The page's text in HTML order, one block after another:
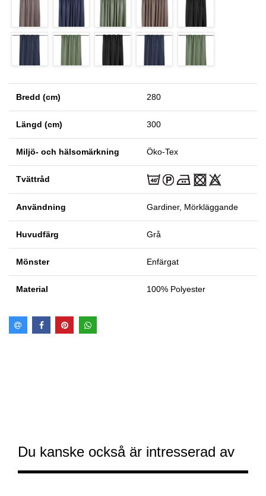
Bredd (cm) 280
Längd (cm) 300
Miljö- och hälsomärkning Öko-Tex
Tvättråd
Användning Gardiner, Mörkläggande
Huvudfärg Grå
Mönster Enfärgat
Material 100% Polyester
Du kanske också är intresserad av